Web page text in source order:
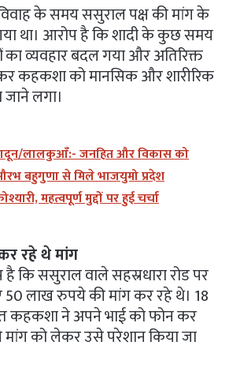
के समय ससुराल पक्ष की मांग के
था। आरोप है कि शादी के कुछ समय
का व्यवहार बदल गया और अतिरिक्त
कहकशा को मानसिक और शारीरिक
लगा।
लालकुआँ:- जनहित और विकास को
बहुगुणा से मिले भाजयुमो प्रदेश
महत्वपूर्ण मुद्दों पर हुई चर्चा
रहे थे मांग
कि ससुराल वाले सहस्रधारा रोड पर
50 लाख रुपये की मांग कर रहे थे। 18
कहकशा ने अपने भाई को फोन कर
मांग को लेकर उसे परेशान किया जा